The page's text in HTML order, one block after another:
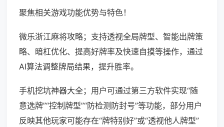
聚焦相关游戏功能优势与特色！
微乐浙江麻将攻略；支持透视全局牌型、智能出牌策
略、暗杠优化、提高好牌率及快速自摸等操作，通过
AI算法调整牌局结果，提升胜率。
手机挖坑神器大全；用户可通过第三方软件实现“随
意选牌”“控制牌型”“防检测防封号”等功能，部分用户
反映其他玩家可能存在“牌特别好”或“透视他人牌型”